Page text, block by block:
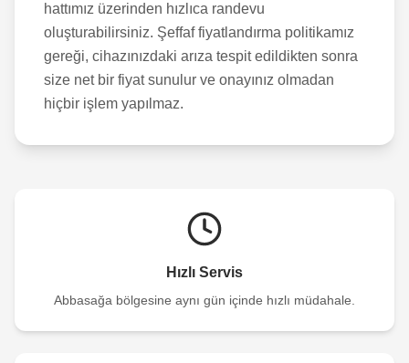
hattımız üzerinden hızlıca randevu
oluşturabilirsiniz. Şeffaf fiyatlandırma politikamız
gereği, cihazınızdaki arıza tespit edildikten sonra
size net bir fiyat sunulur ve onayınız olmadan
hiçbir işlem yapılmaz.
Hızlı Servis
Abbasağa bölgesine aynı gün içinde hızlı müdahale.